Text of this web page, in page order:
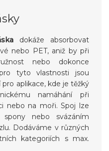
dokáže absorbovat
nebo PET, aniž by při
nebo dokonce
tyto vlastnosti jsou
aplikace, kde je těžký
namáhání při
nebo na moři. Spoj lze
nebo svázáním
Dodáváme v různých
kategoriích s max.